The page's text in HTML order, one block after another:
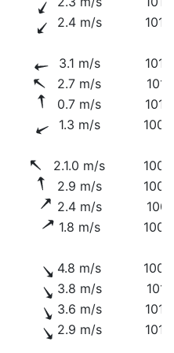
2.4 m/s
3.1 m/s
2.7 m/s
0.7 m/s
1.3 m/s
2.1.0 m/s
2.9 m/s
2.4 m/s
1.8 m/s
4.8 m/s
3.8 m/s
3.6 m/s
2.9 m/s